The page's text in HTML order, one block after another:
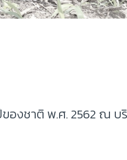
องชาติ พ.ศ. 2562 ณ บ